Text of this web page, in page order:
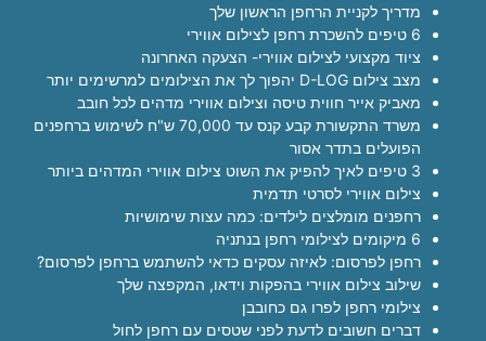
מדריך לקניית הרחפן הראשון שלך
6 טיפים להשכרת רחפן לצילום אווירי
ציוד מקצועי לצילום אווירי- הצעקה האחרונה
מצב צילום D-LOG יהפוך לך את הצילומים למרשימים יותר
מאביק אייר חווית טיסה וצילום אווירי מדהים לכל חובב
משרד התקשורת קבע קנס עד 70,000 ש"ח לשימוש ברחפנים
הפועלים בתדר אסור
3 טיפים לאיך להפיק את השוט צילום אווירי המדהים ביותר
צילום אווירי לסרטי תדמית
רחפנים מומלצים לילדים: כמה עצות שימושיות
6 מיקומים לצילומי רחפן בנתניה
רחפן לפרסום: לאיזה עסקים כדאי להשתמש ברחפן לפרסום?
שילוב צילום אווירי בהפקות וידאו, המקפצה שלך
צילומי רחפן לפרו גם כחובבן
דברים חשובים לדעת לפני שטסים עם רחפן לחול